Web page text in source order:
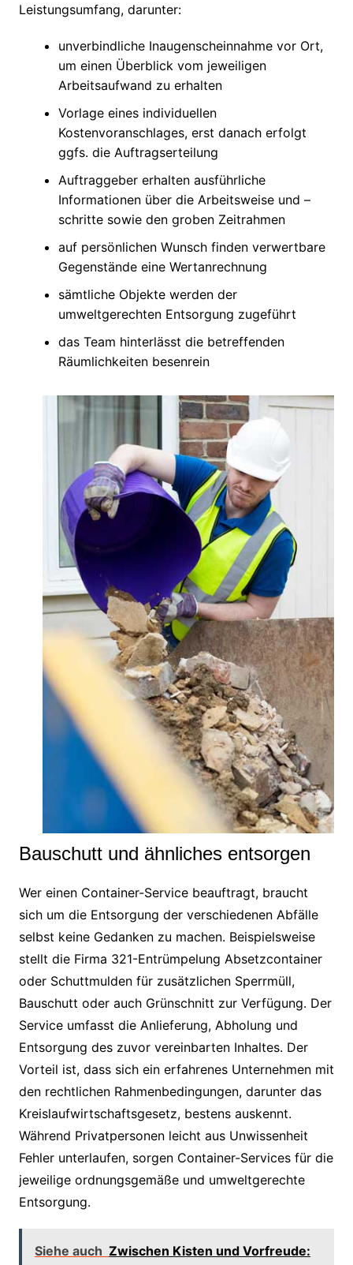
Leistungsumfang, darunter:
unverbindliche Inaugenscheinnahme vor Ort,
um einen Überblick vom jeweiligen
Arbeitsaufwand zu erhalten
Vorlage eines individuellen
Kostenvoranschlages, erst danach erfolgt
ggfs. die Auftragserteilung
Auftraggeber erhalten ausführliche
Informationen über die Arbeitsweise und –
schritte sowie den groben Zeitrahmen
auf persönlichen Wunsch finden verwertbare
Gegenstände eine Wertanrechnung
sämtliche Objekte werden der
umweltgerechten Entsorgung zugeführt
das Team hinterlässt die betreffenden
Räumlichkeiten besenrein
Bauschutt und ähnliches entsorgen
Wer einen Container-Service beauftragt, braucht
sich um die Entsorgung der verschiedenen Abfälle
selbst keine Gedanken zu machen. Beispielsweise
stellt die Firma 321-Entrümpelung Absetzcontainer
oder Schuttmulden für zusätzlichen Sperrmüll,
Bauschutt oder auch Grünschnitt zur Verfügung. Der
Service umfasst die Anlieferung, Abholung und
Entsorgung des zuvor vereinbarten Inhaltes. Der
Vorteil ist, dass sich ein erfahrenes Unternehmen mit
den rechtlichen Rahmenbedingungen, darunter das
Kreislaufwirtschaftsgesetz, bestens auskennt.
Während Privatpersonen leicht aus Unwissenheit
Fehler unterlaufen, sorgen Container-Services für die
jeweilige ordnungsgemäße und umweltgerechte
Entsorgung.
Siehe auch Zwischen Kisten und Vorfreude: